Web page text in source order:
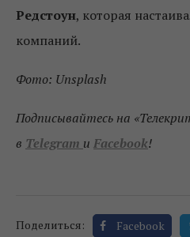
Редстоун, которая
компаний.
Фото: Unsplash
Подписывайтесь на
в Telegram и Facebook!
Поделиться: Facebook